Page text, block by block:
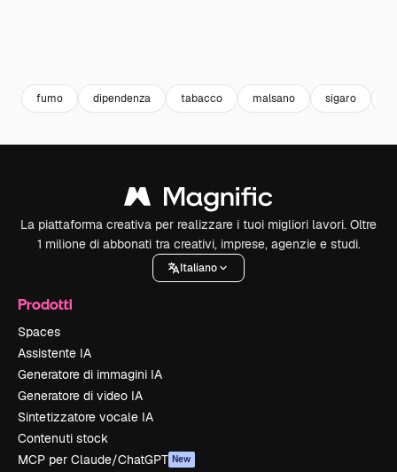
fumo dipendenza tabacco malsano sigaro
La piattaforma creativa per realizzare i tuoi migliori lavori. Oltre
1 milione di abbonati tra creativi, imprese, agenzie e studi.
Italiano
Prodotti
Spaces
Assistente IA
Generatore di immagini IA
Generatore di video IA
Sintetizzatore vocale IA
Contenuti stock
MCP per Claude/ChatGPT New